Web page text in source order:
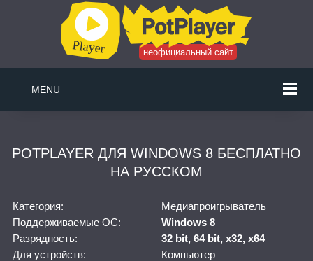
неофициальный сайт
MENU
POTPLAYER ДЛЯ WINDOWS 8 БЕСПЛАТНО
НА РУССКОМ
Категория:
Медиапроигрыватель
Поддерживаемые ОС:
Windows 8
Разрядность:
32 bit, 64 bit, x32, x64
Для устройств:
Компьютер